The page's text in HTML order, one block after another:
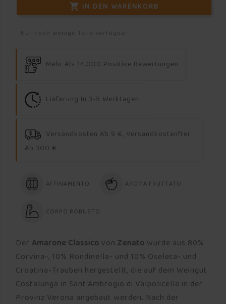
 IN DEN WARENKORB
Mehr Als 14.000 Positive Bewertungen
Lieferung In 3-5 Werktagen
Versandkosten Ab 9 €, Versandkostenfrei
Ab 300 €
AFFINAMENTO AROMA FRUTTATO
CORPO ROBUSTO
Der Amarone Classico von Zenato wurde aus 80%
Corvina-, 10% Rondinella- und 10% Oseleta- und
Croatina-Trauben hergestellt, die auf dem Weingut
Costalunga in Sant'Ambrogio di Valpolicella in der
Provinz Verona angebaut werden. Nach der